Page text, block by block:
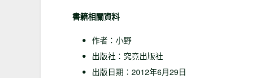
書籍相關資料
作者：小野
出版社：究竟出版社
出版日期：2012年6月29日